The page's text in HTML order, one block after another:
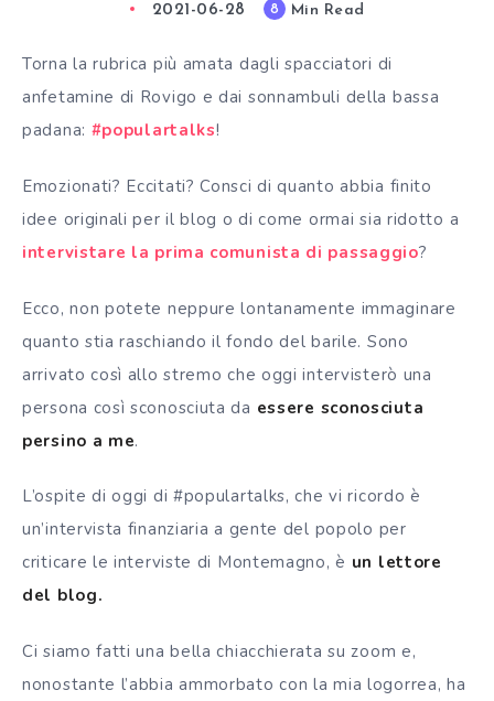
2021-06-28 8 Min Read
Torna la rubrica più amata dagli spacciatori di
anfetamine di Rovigo e dai sonnambuli della bassa
padana: #populartalks!
Emozionati? Eccitati? Consci di quanto abbia finito
idee originali per il blog o di come ormai sia ridotto a
intervistare la prima comunista di passaggio?
Ecco, non potete neppure lontanamente immaginare
quanto stia raschiando il fondo del barile. Sono
arrivato così allo stremo che oggi intervisterò una
persona così sconosciuta da essere sconosciuta
persino a me.
L’ospite di oggi di #populartalks, che vi ricordo è
un’intervista finanziaria a gente del popolo per
criticare le interviste di Montemagno, è un lettore
del blog.
Ci siamo fatti una bella chiacchierata su zoom e,
nonostante l’abbia ammorbato con la mia logorrea, ha